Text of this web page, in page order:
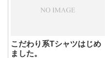
こだわり系Tシャツはじめ
ました。